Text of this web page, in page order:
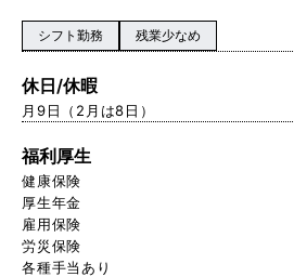
シフト勤務 残業少なめ
休日/休暇
月9日（2月は8日）
福利厚生
健康保険
厚生年金
雇用保険
労災保険
各種手当あり